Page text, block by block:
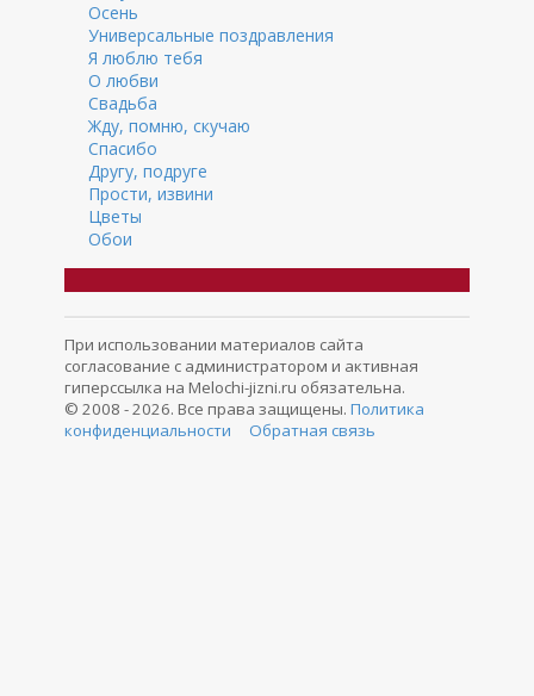
Осень
Универсальные поздравления
Я люблю тебя
О любви
Свадьба
Жду, помню, скучаю
Спасибо
Другу, подруге
Прости, извини
Цветы
Обои
При использовании материалов сайта
согласование с администратором и активная
гиперссылка на Melochi-jizni.ru обязательна.
© 2008 - 2026. Все права защищены. Политика
конфиденциальности
Обратная связь